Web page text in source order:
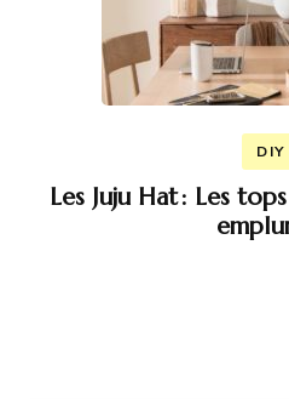
DIY
Les Juju Hat : Les